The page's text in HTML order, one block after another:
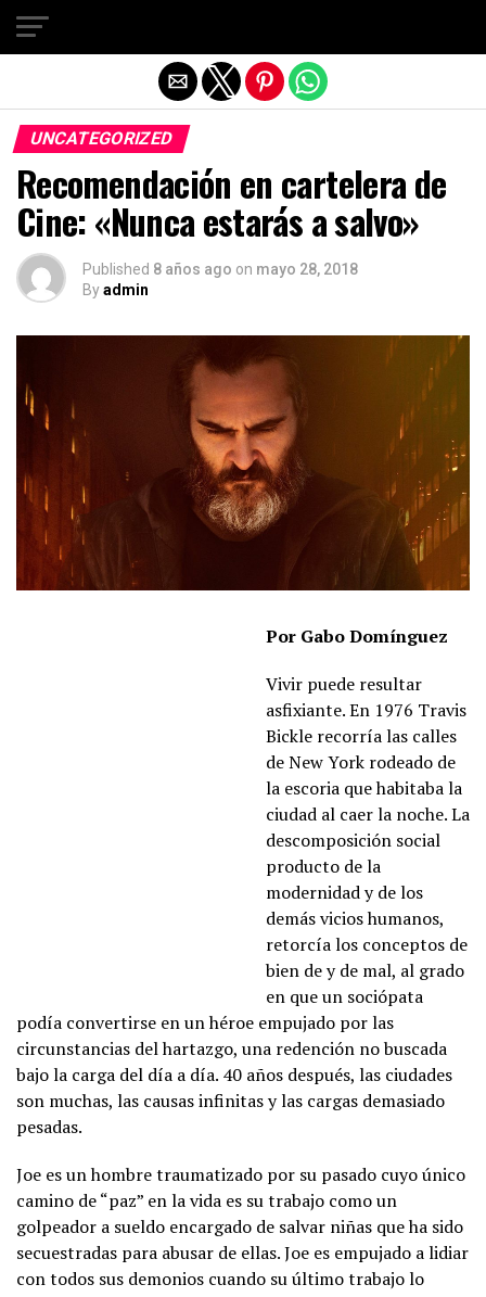
UNCATEGORIZED
Recomendación en cartelera de
Cine: «Nunca estarás a salvo»
Published 8 años ago on mayo 28, 2018
Byadmin
Por Gabo Domínguez
Vivir puede resultar
asfixiante. En 1976 Travis
Bickle recorría las calles
de New York rodeado de
la escoria que habitaba la
ciudad al caer la noche. La
descomposición social
producto de la
modernidad y de los
demás vicios humanos,
retorcía los conceptos de
bien de y de mal, al grado
en que un sociópata
podía convertirse en un héroe empujado por las
circunstancias del hartazgo, una redención no buscada
bajo la carga del día a día. 40 años después, las ciudades
son muchas, las causas infinitas y las cargas demasiado
pesadas.
Joe es un hombre traumatizado por su pasado cuyo único
camino de “paz” en la vida es su trabajo como un
golpeador a sueldo encargado de salvar niñas que ha sido
secuestradas para abusar de ellas. Joe es empujado a lidiar
con todos sus demonios cuando su último trabajo lo